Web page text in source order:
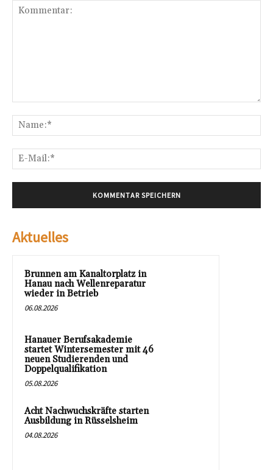
Aktuelles
Brunnen am Kanaltorplatz in
Hanau nach Wellenreparatur
wieder in Betrieb
06.08.2026
Hanauer Berufsakademie
startet Wintersemester mit 46
neuen Studierenden und
Doppelqualifikation
05.08.2026
Acht Nachwuchskräfte starten
Ausbildung in Rüsselsheim
04.08.2026